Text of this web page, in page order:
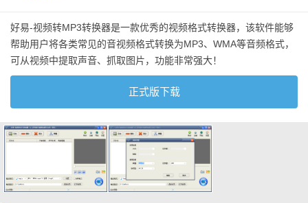
好易-视频转MP3转换器是一款优秀的视频格式转换器，该软件能够
帮助用户将各类常见的音视频格式转换为MP3、WMA等音频格式，
可从视频中提取声音、抓取图片，功能非常强大！
正式版下载